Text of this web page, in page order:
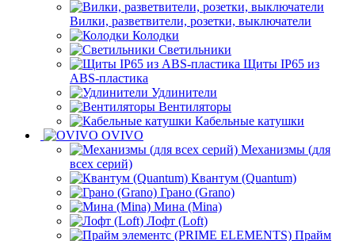
Вилки, разветвители, розетки, выключатели
Колодки
Светильники
Щиты IP65 из
ABS-пластика
Удлинители
Вентиляторы
Кабельные катушки
OVIVO
Механизмы (для
всех серий)
Квантум (Quantum)
Грано (Grano)
Мина (Mina)
Лофт (Loft)
Прайм